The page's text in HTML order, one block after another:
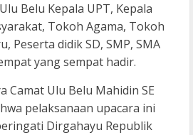
Belu Kepala UPT, Kepala
Tokoh Agama, Tokoh
Peserta didik SD, SMP, SMA
yang sempat hadir.
Camat Ulu Belu Mahidin SE
pelaksanaan upacara ini
Dirgahayu Republik